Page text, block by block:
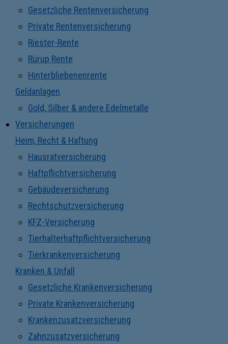
Gesetzliche Rentenversicherung
Private Rentenversicherung
Riester-Rente
Rürup Rente
Hinterbliebenenrente
Geldanlagen
Gold, Silber & andere Edelmetalle
Versicherungen
Heim, Recht & Haftung
Hausratversicherung
Haftpflichtversicherung
Gebäudeversicherung
Rechtschutzversicherung
KFZ-Versicherung
Tierhalterhaftpflichtversicherung
Tierkrankenversicherung
Kranken & Unfall
Gesetzliche Krankenversicherung
Private Krankenversicherung
Krankenzusatzversicherung
Zahnzusatzversicherung